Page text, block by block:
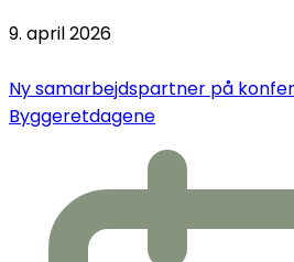
9. april 2026
Ny samarbejdspartner på
Byggeretdagene